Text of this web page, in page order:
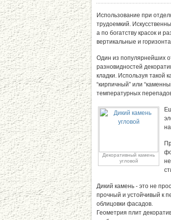
Использование при
трудоемкий.
а по богатству красок и
вертикальные и
Один из популярнейших
разновидностей
кладки. Используя такой
“кирпичный” или
температурных
Декоративный камень
угловой
Дикий камень - это не
прочный и устойчивый к
облицовки фасадов.
Геометрия плит